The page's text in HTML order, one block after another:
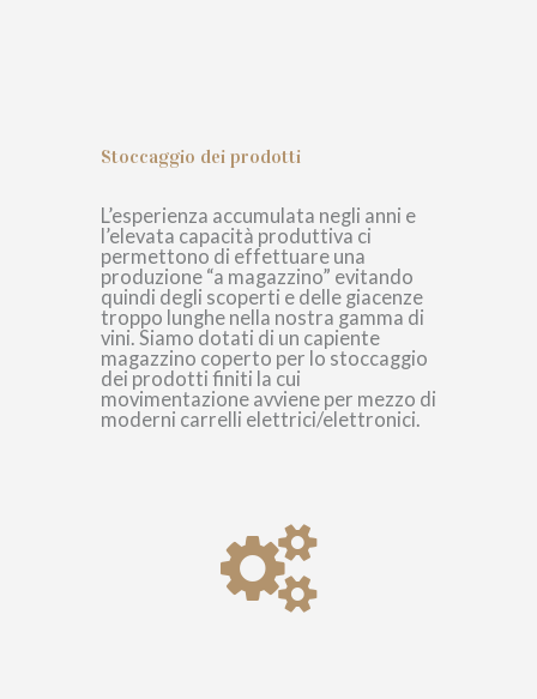
Stoccaggio dei prodotti
L’esperienza accumulata negli anni e
l’elevata capacità produttiva ci
permettono di effettuare una
produzione “a magazzino” evitando
quindi degli scoperti e delle giacenze
troppo lunghe nella nostra gamma di
vini. Siamo dotati di un capiente
magazzino coperto per lo stoccaggio
dei prodotti finiti la cui
movimentazione avviene per mezzo di
moderni carrelli elettrici/elettronici.